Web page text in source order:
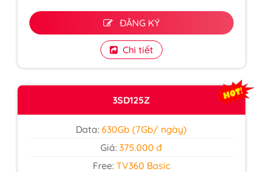
ĐĂNG KÝ
Chi tiết
3SD125Z
Data: 630Gb (7Gb/ ngày)
Giá:375.000 đ
Free: TV360 Basic